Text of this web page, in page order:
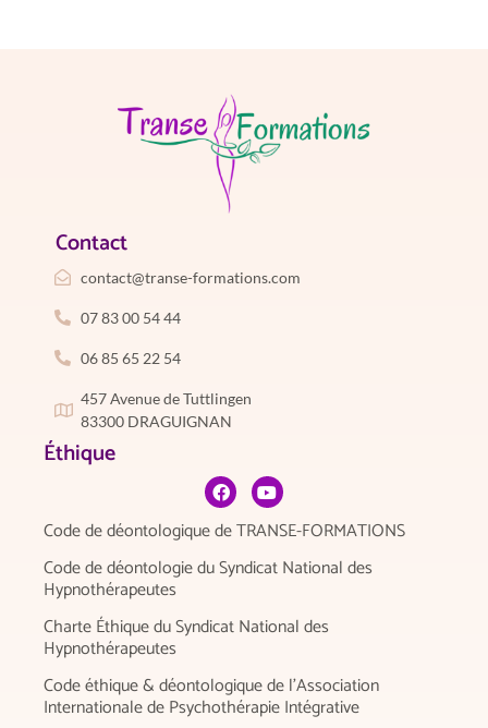
Contact
contact@transe-formations.com
07 83 00 54 44
06 85 65 22 54
457 Avenue de Tuttlingen
83300 DRAGUIGNAN
Éthique
Code de déontologique de TRANSE-FORMATIONS
Code de déontologie du Syndicat National des
Hypnothérapeutes
Charte Éthique du Syndicat National des
Hypnothérapeutes
Code éthique & déontologique de l’Association
Internationale de Psychothérapie Intégrative